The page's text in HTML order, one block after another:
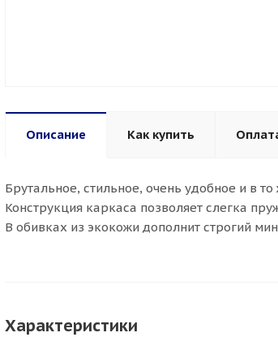
Описание Как купить
Брутальное, стильное, очень удобное и в
Конструкция каркаса позволяет слегка
В обивках из экокожи дополнит строгий
Характеристики